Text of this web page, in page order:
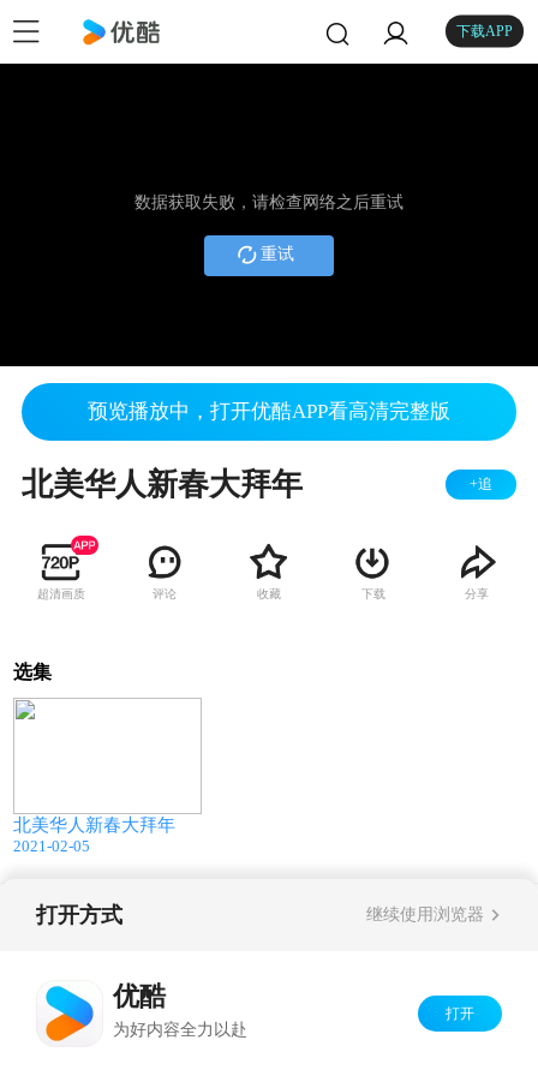
下载APP
数据获取失败，请检查网络之后重试
重试
预览播放中，打开优酷APP看高清完整版
北美华人新春大拜年 +追
超清画质 评论 收藏 下载 分享
选集
北美华人新春大拜年
2021-02-05
版权所有
打开方式 继续使用浏览器
优酷
为好内容全力以赴
打开